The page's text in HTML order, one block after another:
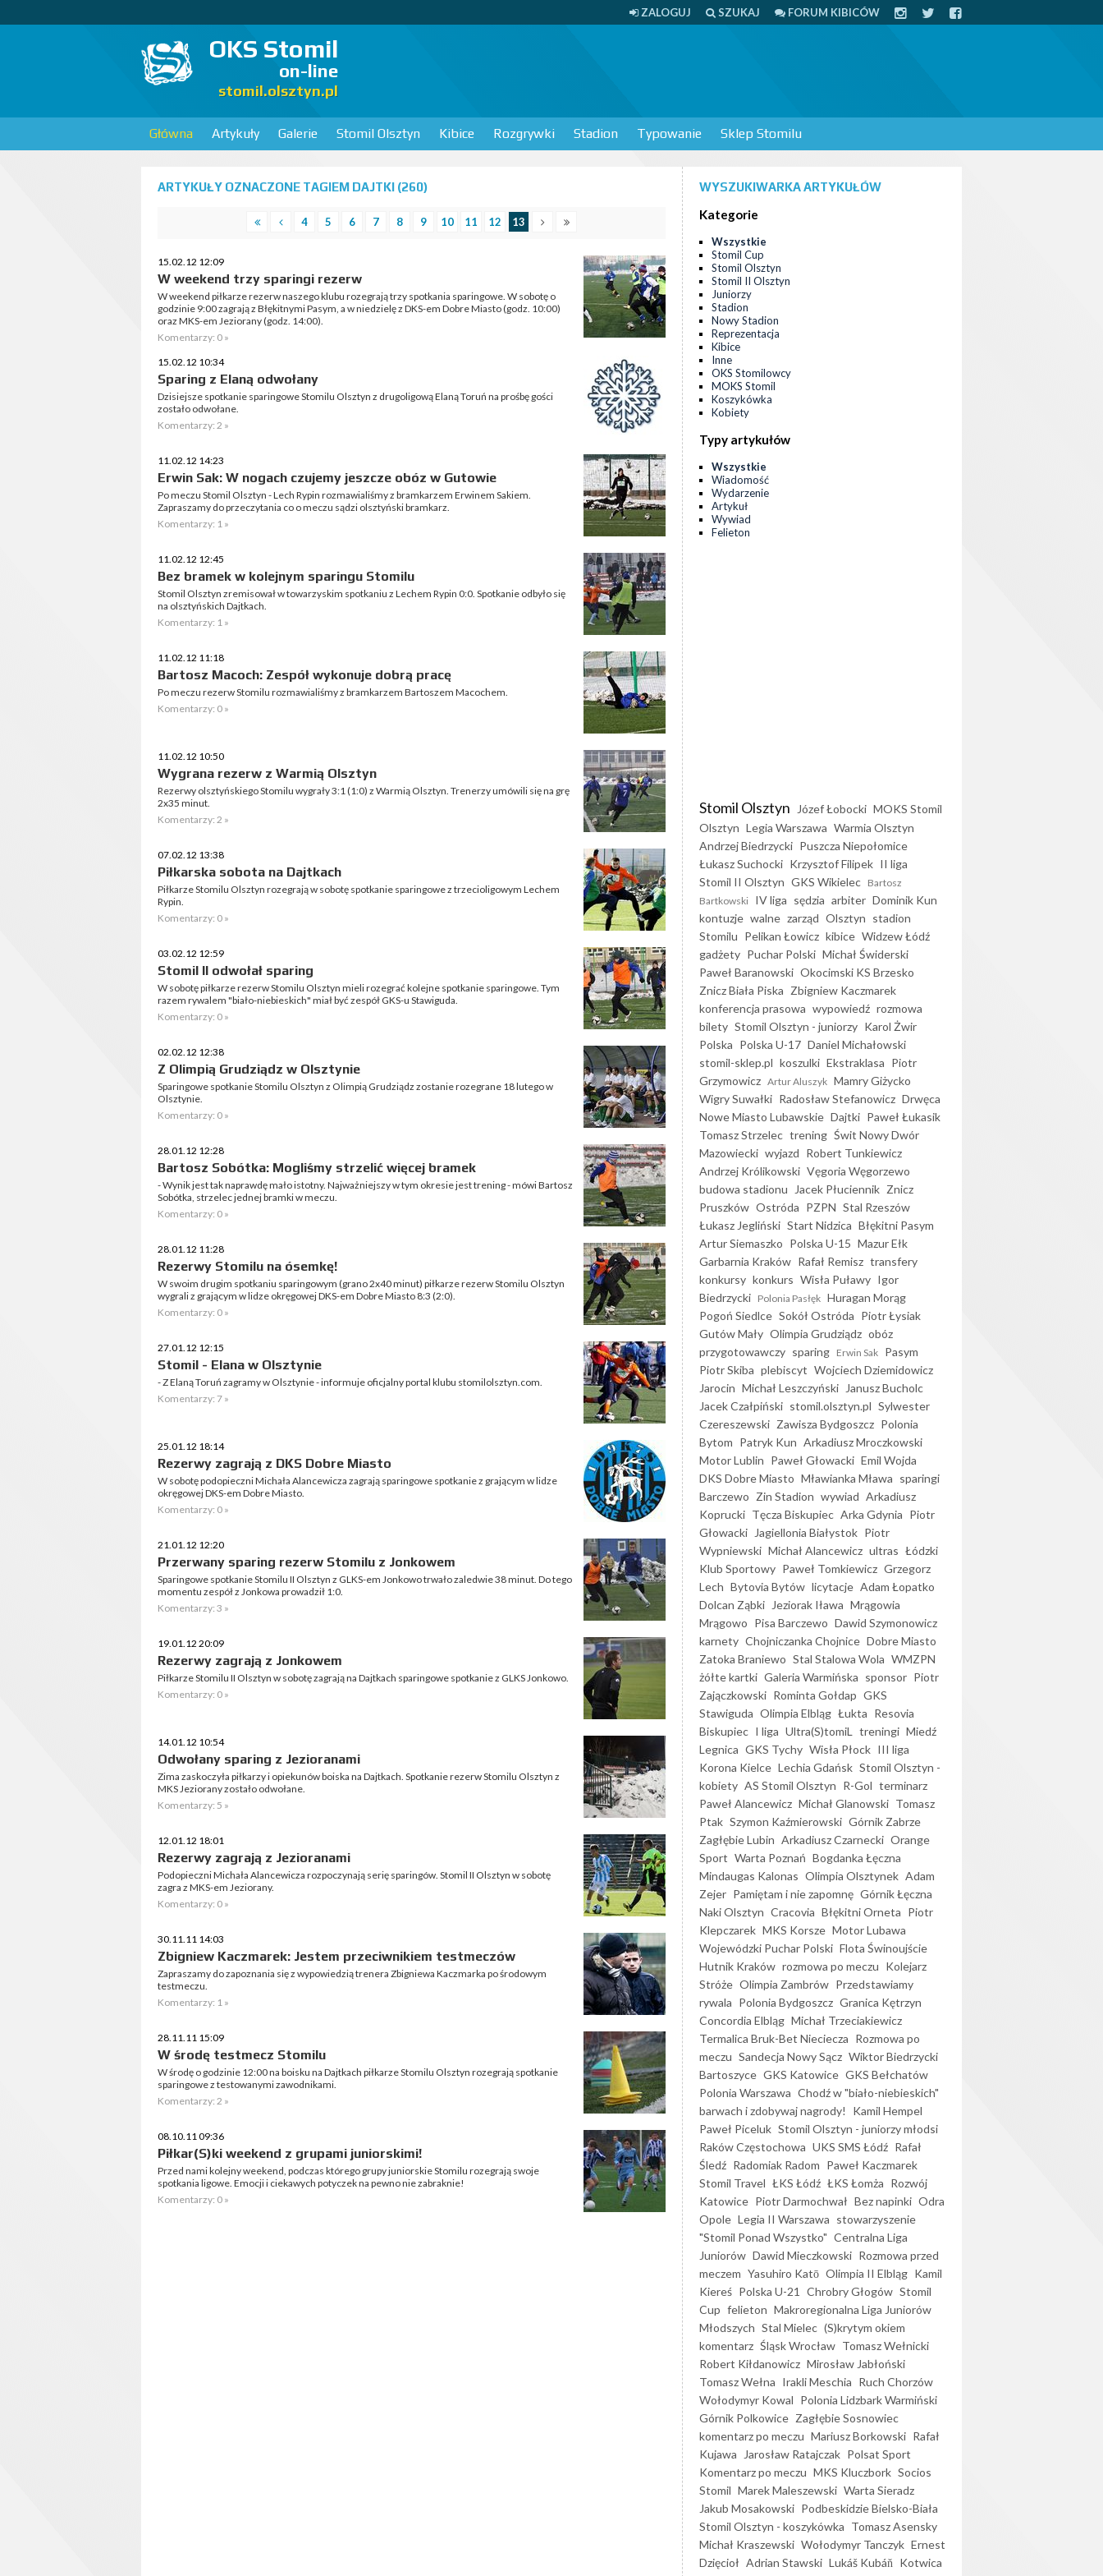
ZALOGUJ SZUKAJ FORUM KIBICÓW
OKS Stomil
on-line
stomil.olsztyn.pl
Główna Artykuły Galerie Stomil Olsztyn Kibice Rozgrywki Stadion Typowanie Sklep Stomilu
ARTYKUŁY OZNACZONE TAGIEM DAJTKI (260)
4 5 6 7 8 9 10 11 12 13
15.02.12 12:09
W weekend trzy sparingi rezerw
W weekend piłkarze rezerw naszego klubu rozegrają trzy spotkania sparingowe. W sobotę o
godzinie 9:00 zagrają z Błękitnymi Pasym, a w niedzielę z DKS-em Dobre Miasto (godz. 10:00)
oraz MKS-em Jeziorany (godz. 14:00).
Komentarzy: 0 »
15.02.12 10:34
Sparing z Elaną odwołany
Dzisiejsze spotkanie sparingowe Stomilu Olsztyn z drugoligową Elaną Toruń na prośbę gości
zostało odwołane.
Komentarzy: 2 »
11.02.12 14:23
Erwin Sak: W nogach czujemy jeszcze obóz w Gutowie
Po meczu Stomil Olsztyn - Lech Rypin rozmawialiśmy z bramkarzem Erwinem Sakiem.
Zapraszamy do przeczytania co o meczu sądzi olsztyński bramkarz.
Komentarzy: 1 »
11.02.12 12:45
Bez bramek w kolejnym sparingu Stomilu
Stomil Olsztyn zremisował w towarzyskim spotkaniu z Lechem Rypin 0:0. Spotkanie odbyło się
na olsztyńskich Dajtkach.
Komentarzy: 1 »
11.02.12 11:18
Bartosz Macoch: Zespół wykonuje dobrą pracę
Po meczu rezerw Stomilu rozmawialiśmy z bramkarzem Bartoszem Macochem.
Komentarzy: 0 »
11.02.12 10:50
Wygrana rezerw z Warmią Olsztyn
Rezerwy olsztyńskiego Stomilu wygrały 3:1 (1:0) z Warmią Olsztyn. Trenerzy umówili się na grę
2x35 minut.
Komentarzy: 2 »
07.02.12 13:38
Piłkarska sobota na Dajtkach
Piłkarze Stomilu Olsztyn rozegrają w sobotę spotkanie sparingowe z trzecioligowym Lechem
Rypin.
Komentarzy: 0 »
03.02.12 12:59
Stomil II odwołał sparing
W sobotę piłkarze rezerw Stomilu Olsztyn mieli rozegrać kolejne spotkanie sparingowe. Tym
razem rywalem "biało-niebieskich" miał być zespół GKS-u Stawiguda.
Komentarzy: 0 »
02.02.12 12:38
Z Olimpią Grudziądz w Olsztynie
Sparingowe spotkanie Stomilu Olsztyn z Olimpią Grudziądz zostanie rozegrane 18 lutego w
Olsztynie.
Komentarzy: 0 »
28.01.12 12:28
Bartosz Sobótka: Mogliśmy strzelić więcej bramek
- Wynik jest tak naprawdę mało istotny. Najważniejszy w tym okresie jest trening - mówi Bartosz
Sobótka, strzelec jednej bramki w meczu.
Komentarzy: 0 »
28.01.12 11:28
Rezerwy Stomilu na ósemkę!
W swoim drugim spotkaniu sparingowym (grano 2x40 minut) piłkarze rezerw Stomilu Olsztyn
wygrali z grającym w lidze okręgowej DKS-em Dobre Miasto 8:3 (2:0).
Komentarzy: 0 »
27.01.12 12:15
Stomil - Elana w Olsztynie
- Z Elaną Toruń zagramy w Olsztynie - informuje oficjalny portal klubu stomilolsztyn.com.
Komentarzy: 7 »
25.01.12 18:14
Rezerwy zagrają z DKS Dobre Miasto
W sobotę podopieczni Michała Alancewicza zagrają sparingowe spotkanie z grającym w lidze
okręgowej DKS-em Dobre Miasto.
Komentarzy: 0 »
21.01.12 12:20
Przerwany sparing rezerw Stomilu z Jonkowem
Sparingowe spotkanie Stomilu II Olsztyn z GLKS-em Jonkowo trwało zaledwie 38 minut. Do tego
momentu zespół z Jonkowa prowadził 1:0.
Komentarzy: 3 »
19.01.12 20:09
Rezerwy zagrają z Jonkowem
Piłkarze Stomilu II Olsztyn w sobotę zagrają na Dajtkach sparingowe spotkanie z GLKS Jonkowo.
Komentarzy: 0 »
14.01.12 10:54
Odwołany sparing z Jezioranami
Zima zaskoczyła piłkarzy i opiekunów boiska na Dajtkach. Spotkanie rezerw Stomilu Olsztyn z
MKS Jeziorany zostało odwołane.
Komentarzy: 5 »
12.01.12 18:01
Rezerwy zagrają z Jezioranami
Podopieczni Michała Alancewicza rozpoczynają serię sparingów. Stomil II Olsztyn w sobotę
zagra z MKS-em Jeziorany.
Komentarzy: 0 »
30.11.11 14:03
Zbigniew Kaczmarek: Jestem przeciwnikiem testmeczów
Zapraszamy do zapoznania się z wypowiedzią trenera Zbigniewa Kaczmarka po środowym
testmeczu.
Komentarzy: 1 »
28.11.11 15:09
W środę testmecz Stomilu
W środę o godzinie 12:00 na boisku na Dajtkach piłkarze Stomilu Olsztyn rozegrają spotkanie
sparingowe z testowanymi zawodnikami.
Komentarzy: 2 »
08.10.11 09:36
Piłkar(S)ki weekend z grupami juniorskimi!
Przed nami kolejny weekend, podczas którego grupy juniorskie Stomilu rozegrają swoje
spotkania ligowe. Emocji i ciekawych potyczek na pewno nie zabraknie!
Komentarzy: 0 »
WYSZUKIWARKA ARTYKUŁÓW
Kategorie
Wszystkie
Stomil Cup
Stomil Olsztyn
Stomil II Olsztyn
Juniorzy
Stadion
Nowy Stadion
Reprezentacja
Kibice
Inne
OKS Stomilowcy
MOKS Stomil
Koszykówka
Kobiety
Typy artykułów
Wszystkie
Wiadomość
Wydarzenie
Artykuł
Wywiad
Felieton
Stomil Olsztyn Józef Łobocki MOKS Stomil
Olsztyn Legia Warszawa Warmia Olsztyn
Andrzej Biedrzycki Puszcza Niepołomice
Łukasz Suchocki Krzysztof Filipek II liga
Stomil II Olsztyn GKS Wikielec Bartosz
Bartkowski IV liga sędzia arbiter Dominik Kun
kontuzje walne zarząd Olsztyn stadion
Stomilu Pelikan Łowicz kibice Widzew Łódź
gadżety Puchar Polski Michał Świderski
Paweł Baranowski Okocimski KS Brzesko
Znicz Biała Piska Zbigniew Kaczmarek
konferencja prasowa wypowiedź rozmowa
bilety Stomil Olsztyn - juniorzy Karol Żwir
Polska Polska U-17 Daniel Michałowski
stomil-sklep.pl koszulki Ekstraklasa Piotr
Grzymowicz Artur Aluszyk Mamry Giżycko
Wigry Suwałki Radosław Stefanowicz Drwęca
Nowe Miasto Lubawskie Dajtki Paweł Łukasik
Tomasz Strzelec trening Świt Nowy Dwór
Mazowiecki wyjazd Robert Tunkiewicz
Andrzej Królikowski Vęgoria Węgorzewo
budowa stadionu
Jacek Płuciennik Znicz
Pruszków Ostróda PZPN Stal Rzeszów
Łukasz Jegliński Start Nidzica Błękitni Pasym
Artur Siemaszko Polska U-15 Mazur Ełk
Garbarnia Kraków Rafał Remisz transfery
konkursy konkurs Wisła Puławy Igor
Biedrzycki Polonia Pasłęk Huragan Morąg
Pogoń Siedlce Sokół Ostróda Piotr Łysiak
Gutów Mały Olimpia Grudziądz obóz
przygotowawczy sparing Erwin Sak Pasym
Piotr Skiba plebiscyt Wojciech Dziemidowicz
Jarocin Michał Leszczyński
Janusz Bucholc
Jacek Czałpiński stomil.olsztyn.pl Sylwester
Czereszewski Zawisza Bydgoszcz Polonia
Bytom Patryk Kun Arkadiusz Mroczkowski
Motor Lublin Paweł Głowacki Emil Wojda
DKS Dobre Miasto Mławianka Mława sparingi
Barczewo Zin Stadion wywiad Arkadiusz
Koprucki Tęcza Biskupiec Arka Gdynia Piotr
Głowacki
Jagiellonia Białystok Piotr
Wypniewski Michał Alancewicz ultras Łódzki
Klub Sportowy Paweł Tomkiewicz Grzegorz
Lech Bytovia Bytów licytacje Adam Łopatko
Dolcan Ząbki
Jeziorak Iława Mrągowia
Mrągowo Pisa Barczewo Dawid Szymonowicz
karnety Chojniczanka Chojnice Dobre Miasto
Zatoka Braniewo Stal Stalowa Wola WMZPN
żółte kartki Galeria Warmińska sponsor Piotr
Zajączkowski Rominta Gołdap GKS
Stawiguda Olimpia Elbląg Łukta Resovia
Biskupiec I liga Ultra(S)tomiL treningi Miedź
Legnica GKS Tychy Wisła Płock III liga
Korona Kielce Lechia Gdańsk Stomil Olsztyn -
kobiety AS Stomil Olsztyn R-Gol terminarz
Paweł Alancewicz Michał Glanowski Tomasz
Ptak Szymon Kaźmierowski Górnik Zabrze
Zagłębie Lubin Arkadiusz Czarnecki Orange
Sport Warta Poznań Bogdanka Łęczna
Mindaugas Kalonas Olimpia Olsztynek Adam
Zejer Pamiętam i nie zapomnę Górnik Łęczna
Naki Olsztyn Cracovia Błękitni Orneta Piotr
Klepczarek MKS Korsze Motor Lubawa
Wojewódzki Puchar Polski Flota Świnoujście
Hutnik Kraków rozmowa po meczu Kolejarz
Stróże Olimpia Zambrów Przedstawiamy
rywala Polonia Bydgoszcz Granica Kętrzyn
Concordia Elbląg Michał Trzeciakiewicz
Termalica Bruk-Bet Nieciecza Rozmowa po
meczu Sandecja Nowy Sącz Wiktor Biedrzycki
Bartoszyce GKS Katowice GKS Bełchatów
Polonia Warszawa Chodź w "biało-niebieskich"
barwach i zdobywaj nagrody!
Kamil Hempel
Paweł Piceluk Stomil Olsztyn - juniorzy młodsi
Raków Częstochowa UKS SMS Łódź Rafał
Śledź Radomiak Radom Paweł Kaczmarek
Stomil Travel ŁKS Łódź ŁKS Łomża Rozwój
Katowice Piotr Darmochwał Bez napinki Odra
Opole Legia II Warszawa stowarzyszenie
"Stomil Ponad Wszystko" Centralna Liga
Juniorów Dawid Mieczkowski Rozmowa przed
meczem Yasuhiro Katō Olimpia II Elbląg Kamil
Kiereś Polska U-21 Chrobry Głogów Stomil
Cup felieton Makroregionalna Liga Juniorów
Młodszych Stal Mielec (S)krytym okiem
komentarz Śląsk Wrocław Tomasz Wełnicki
Robert Kiłdanowicz Mirosław Jabłoński
Tomasz Wełna Irakli Meschia Ruch Chorzów
Wołodymyr Kowal Polonia Lidzbark Warmiński
Górnik Polkowice Zagłębie Sosnowiec
komentarz po meczu Mariusz Borkowski Rafał
Kujawa
Jarosław Ratajczak Polsat Sport
Komentarz po meczu MKS Kluczbork Socios
Stomil Marek Maleszewski Warta Sieradz
Jakub Mosakowski Podbeskidzie Bielsko-Biała
Stomil Olsztyn - koszykówka Tomasz Asensky
Michał Kraszewski Wołodymyr Tanczyk Ernest
Dzięcioł Adrian Stawski Lukáš Kubáň Kotwica